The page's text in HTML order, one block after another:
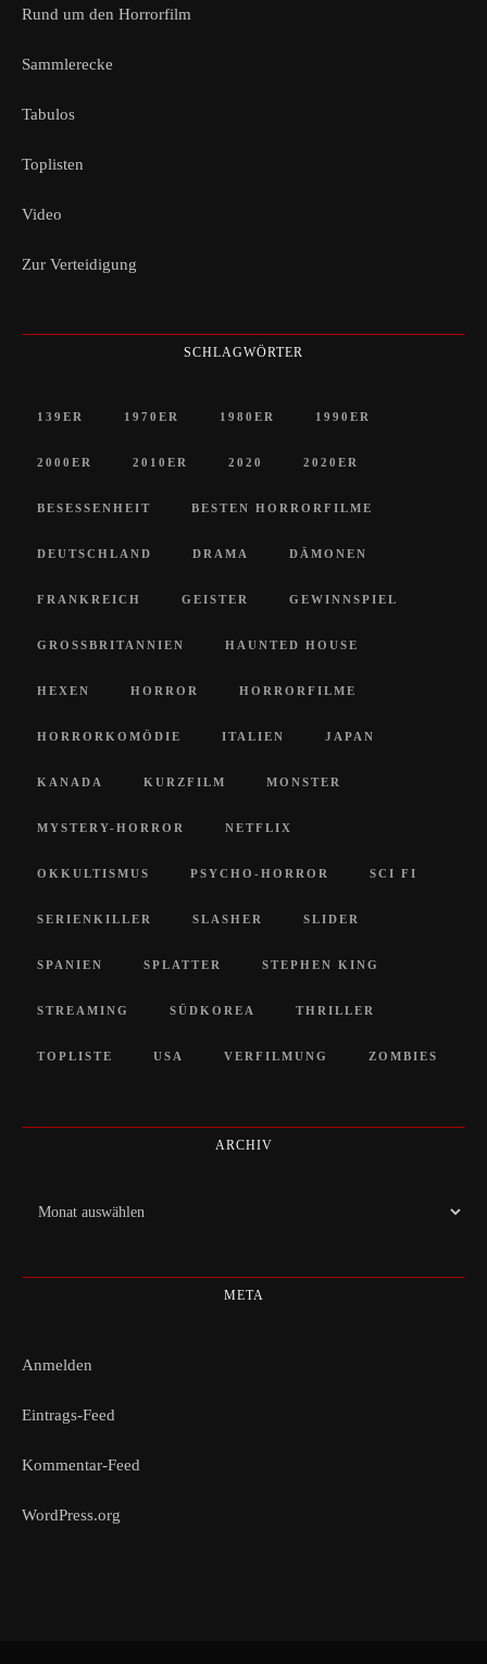
Rund um den Horrorfilm
Sammlerecke
Tabulos
Toplisten
Video
Zur Verteidigung
SCHLAGWÖRTER
139ER 1970ER 1980ER 1990ER
2000ER 2010ER 2020 2020ER
BESESSENHEIT BESTEN HORRORFILME
DEUTSCHLAND DRAMA DÄMONEN
FRANKREICH GEISTER GEWINNSPIEL
GROSSBRITANNIEN HAUNTED HOUSE
HEXEN HORROR HORRORFILME
HORRORKOMÖDIE ITALIEN JAPAN
KANADA KURZFILM MONSTER
MYSTERY-HORROR NETFLIX
OKKULTISMUS PSYCHO-HORROR SCI FI
SERIENKILLER SLASHER SLIDER
SPANIEN SPLATTER STEPHEN KING
STREAMING SÜDKOREA THRILLER
TOPLISTE USA VERFILMUNG ZOMBIES
ARCHIV
Archiv
META
Anmelden
Eintrags-Feed
Kommentar-Feed
WordPress.org